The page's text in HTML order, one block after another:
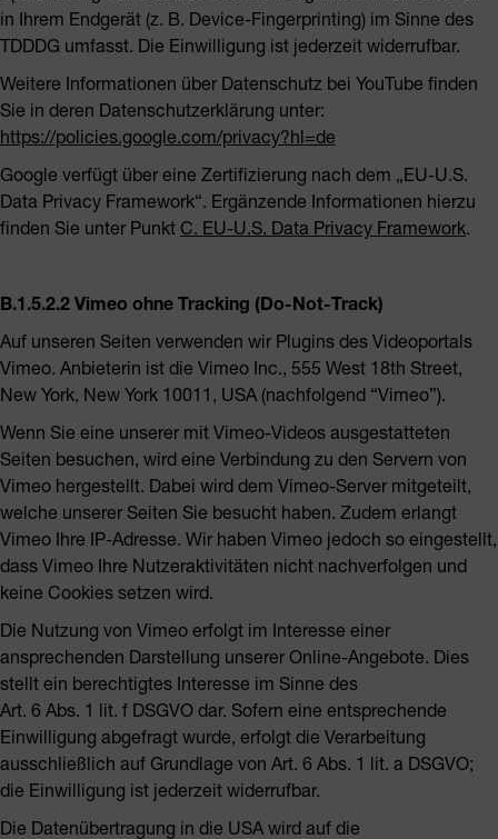
in Ihrem Endgerät (z. B. Device-Fingerprinting) im Sinne des
TDDDG umfasst. Die Einwilligung ist jederzeit widerrufbar.
Weitere Informationen über Datenschutz bei YouTube finden
Sie in deren Datenschutzerklärung unter:
https://policies.google.com/privacy?hl=de
Google verfügt über eine Zertifizierung nach dem „EU-U.S.
Data Privacy Framework“. Ergänzende Informationen hierzu
finden Sie unter Punkt C. EU-U.S. Data Privacy Framework.
B.1.5.2.2 Vimeo ohne Tracking (Do-Not-Track)
Auf unseren Seiten verwenden wir Plugins des Videoportals
Vimeo. Anbieterin ist die Vimeo Inc., 555 West 18th Street,
New York, New York 10011, USA (nachfolgend “Vimeo”).
Wenn Sie eine unserer mit Vimeo-Videos ausgestatteten
Seiten besuchen, wird eine Verbindung zu den Servern von
Vimeo hergestellt. Dabei wird dem Vimeo-Server mitgeteilt,
welche unserer Seiten Sie besucht haben. Zudem erlangt
Vimeo Ihre IP-Adresse. Wir haben Vimeo jedoch so eingestellt,
dass Vimeo Ihre Nutzeraktivitäten nicht nachverfolgen und
keine Cookies setzen wird.
Die Nutzung von Vimeo erfolgt im Interesse einer
ansprechenden Darstellung unserer Online-Angebote. Dies
stellt ein berechtigtes Interesse im Sinne des
Art. 6 Abs. 1 lit. f DSGVO dar. Sofern eine entsprechende
Einwilligung abgefragt wurde, erfolgt die Verarbeitung
ausschließlich auf Grundlage von Art. 6 Abs. 1 lit. a DSGVO;
die Einwilligung ist jederzeit widerrufbar.
Die Datenübertragung in die USA wird auf die